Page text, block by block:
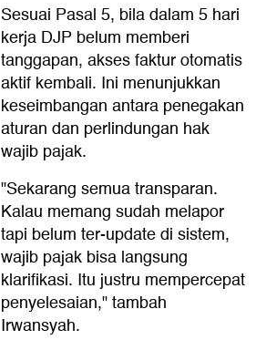
Sesuai Pasal 5, bila dalam 5 hari
kerja DJP belum memberi
tanggapan, akses faktur otomatis
aktif kembali. Ini menunjukkan
keseimbangan antara penegakan
aturan dan perlindungan hak
wajib pajak.
"Sekarang semua transparan.
Kalau memang sudah melapor
tapi belum ter-update di sistem,
wajib pajak bisa langsung
klarifikasi. Itu justru mempercepat
penyelesaian," tambah
Irwansyah.